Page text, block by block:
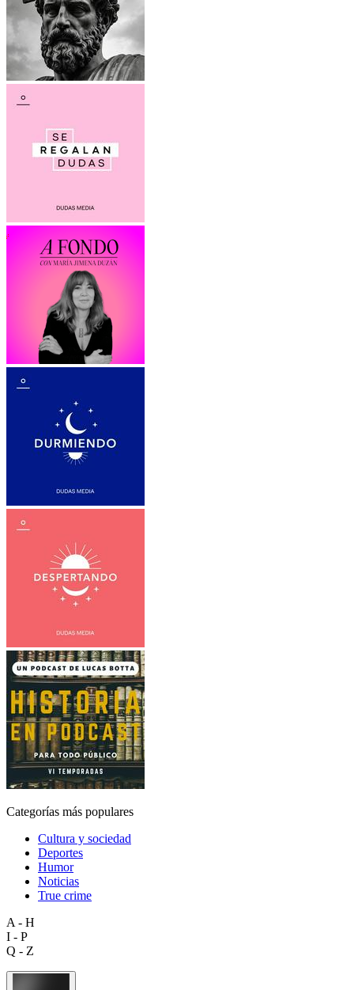
Categorías más populares
Cultura y sociedad
Deportes
Humor
Noticias
True crime
A - H
I - P
Q - Z